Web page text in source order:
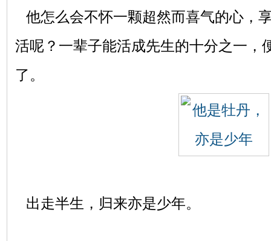
他怎么会不怀一颗超然而喜气的心，
活呢？一辈子能活成先生的十分之一，
了。
出走半生，归来亦是少年。